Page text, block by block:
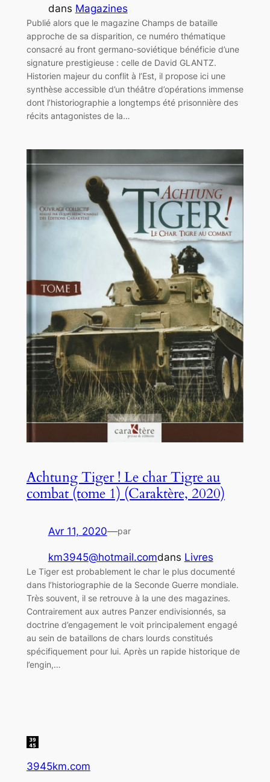
dans Magazines
Publié alors que le magazine Champs de bataille
approche de sa disparition, ce numéro thématique
consacré au front germano-soviétique bénéficie d’une
signature prestigieuse : celle de David GLANTZ.
Historien majeur du conflit à l’Est, il propose ici une
synthèse accessible d’un théâtre d’opérations immense
dont l’historiographie a longtemps été prisonnière des
récits antagonistes de la…
Achtung Tiger ! Le char Tigre au
combat (tome 1) (Caraktère, 2020)
Avr 11, 2020—par
km3945@hotmail.comdans Livres
Le Tiger est probablement le char le plus documenté
dans l’historiographie de la Seconde Guerre mondiale.
Très souvent, il se retrouve à la une des magazines.
Contrairement aux autres Panzer endivisionnés, sa
doctrine d’engagement le voit principalement engagé
au sein de bataillons de chars lourds constitués
spécifiquement pour lui. Après un rapide historique de
l’engin,…
3945km.com